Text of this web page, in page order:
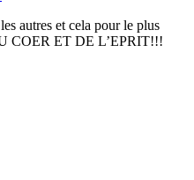
autres et cela pour le plus
COER ET DE L’EPRIT!!!